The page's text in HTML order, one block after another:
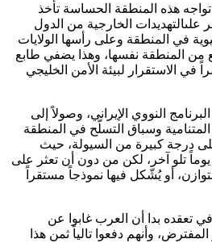
تواجه هذه المنطقة الحساسة تأخذ
علىالتهديدات الخارجية من الدول
في المنطقة وعلى رأسها الولايات
من المنطقة نفسها، وهذا يضفي طابع
في الاستقرار لبيئة الأمن الخليجي
النووي الإيراني، وصولاً إلى
وسباق التسلّح في المنطقة
درجة كبيرة من السيولة، حيث
يوماً تلو آخر، لكن من دون أن تعثر على
أو يُشّكل فيها نموذجاً مستقراً
تعقده بدا أن العرب غابوا عن
وأنهم دفعوا تالياً ثمن هذا